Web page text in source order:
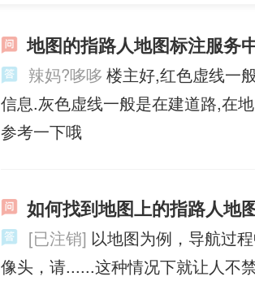
地图的指路人地图标注服务
辣妈?哆哆 楼主好,红色虚线一
信息.灰色虚线一般是在建道路,在
参考一下哦
如何找到地图上的指路人地
[已注销] 以地图为例，导航过
像头，请......这种情况下就让人不